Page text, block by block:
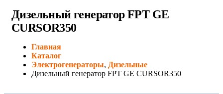
Дизельный генератор FPT GE
CURSOR350
Главная
Каталог
Электрогенераторы, Дизельные
Дизельный генератор FPT GE CURSOR350